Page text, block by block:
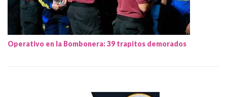
Operativo en la Bombonera: 39 trapitos demorados